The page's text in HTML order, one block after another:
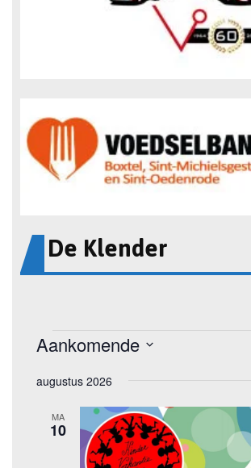
De Klender